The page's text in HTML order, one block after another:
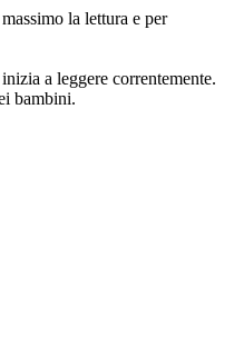
la lettura e per
a leggere correntemente.
bambini.